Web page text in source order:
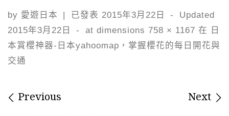
by 愛遊日本 | 已發表 2015年3月22日 -
Updated
2015年3月22日
- at dimensions 758 × 1167 在 日
本賞櫻神器-日本yahoomap，掌握櫻花的每日開花與
交通
Images navigation
Previous Next